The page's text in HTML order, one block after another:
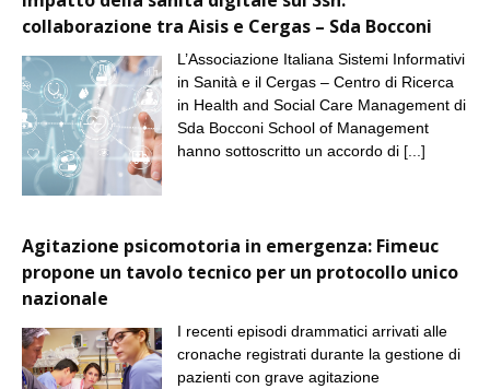
collaborazione tra Aisis e Cergas – Sda Bocconi
L’Associazione Italiana Sistemi Informativi
in Sanità e il Cergas – Centro di Ricerca
in Health and Social Care Management di
Sda Bocconi School of Management
hanno sottoscritto un accordo di [...]
Agitazione psicomotoria in emergenza: Fimeuc
propone un tavolo tecnico per un protocollo unico
nazionale
I recenti episodi drammatici arrivati alle
cronache registrati durante la gestione di
pazienti con grave agitazione